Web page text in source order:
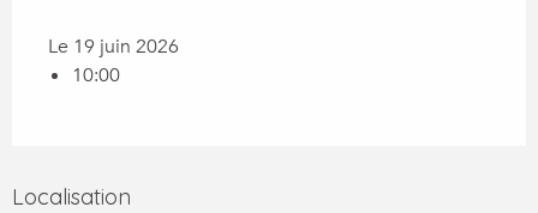
Le 19 juin 2026
10:00
Localisation